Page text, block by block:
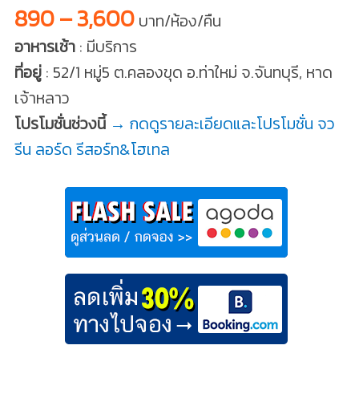
890 – 3,600บาท/ห้อง/คืน
อาหารเช้า: มีบริการ
ที่อยู่: 52/1 หมู่5 ต.คลองขุด อ.ท่าใหม่ จ.จันทบุรี, หาด
เจ้าหลาว
โปรโมชั่นช่วงนี้ → กดดูรายละเอียดและโปรโมชั่น จว
รีน ลอร์ด รีสอร์ท&โฮเทล